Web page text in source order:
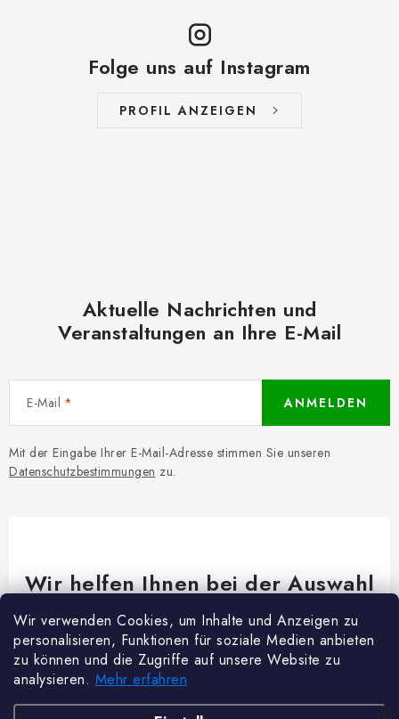
Wir verwenden Cookies, um Inhalte und Anzeigen zu
personalisieren, Funktionen für soziale Medien anbieten
zu können und die Zugriffe auf unsere Website zu
analysieren. Mehr erfahren
Folge uns auf Instagram
PROFIL ANZEIGEN
Aktuelle Nachrichten und
Veranstaltungen an Ihre E-Mail
E-Mail
Mit der Eingabe Ihrer E-Mail-Adresse stimmen Sie unseren
Datenschutzbestimmungen zu.
ANMELDEN
Wir helfen Ihnen bei der Auswahl
Brauchen Sie Rat bei etwas? Wir sind für dich da!
Kundenservice@woodycrafts.de
+49 211 8694 2501 (Mo-Fr 8:00-16:00)